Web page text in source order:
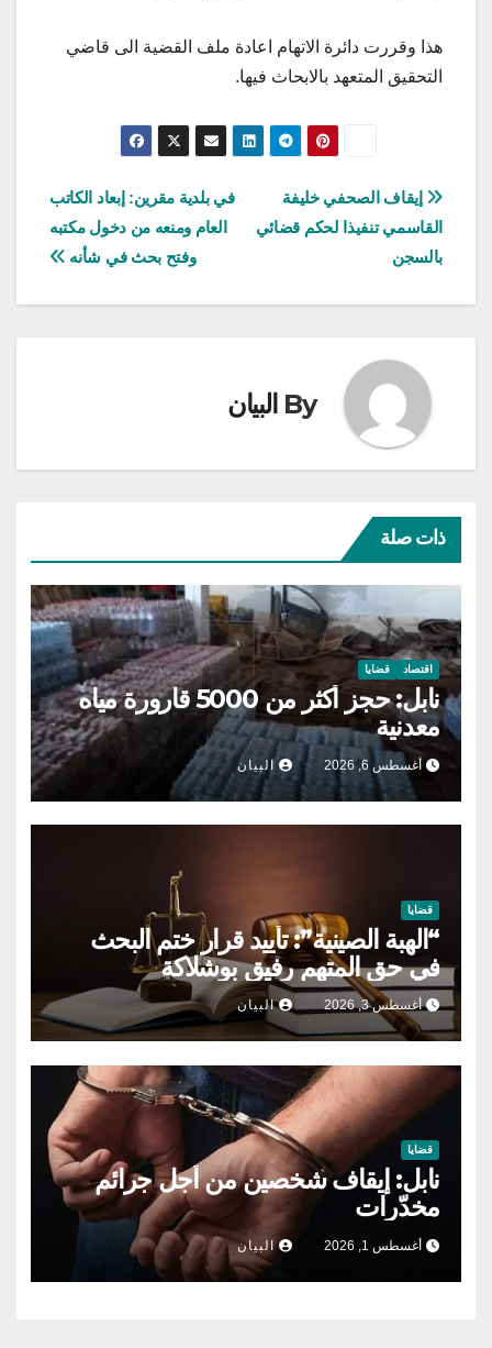
هذا وقررت دائرة الاتهام اعادة ملف القضية الى قاضي
التحقيق المتعهد بالابحاث فيها.
تصفّح
المقالات
في بلدية مقرين: إبعاد الكاتب
العام ومنعه من دخول مكتبه
وفتح بحث في شأنه
إيقاف الصحفي خليفة
القاسمي تنفيذا لحكم قضائي
بالسجن
By البيان
ذات صلة
اقتصاد قضايا
نابل: حجز أكثر من 5000 قارورة مياه
معدنية
أغسطس 6, 2026 البيان
قضايا
“الهبة الصينية”: تأييد قرار ختم البحث
في حق المتهم رفيق بوشلاكة
أغسطس 3, 2026 البيان
قضايا
نابل: إيقاف شخصين من أجل جرائم
مخدّرات
أغسطس 1, 2026 البيان